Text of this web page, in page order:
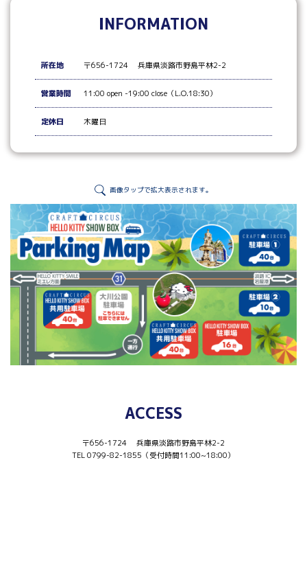
INFORMATION
所在地 〒656-1724 兵庫県淡路市野島平林2-2
営業時間 11:00 open -19:00 close（L.O.18:30）
定休日 木曜日
画像タップで拡大表示されます。
ACCESS
〒656-1724 兵庫県淡路市野島平林2-2
TEL 0799-82-1855（受付時間11:00~18:00）